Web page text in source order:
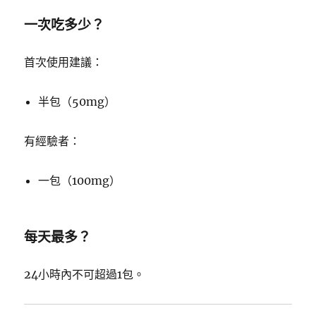
一次吃多少？
首次使用建議：
半包（50mg）
有經驗者：
一包（100mg）
每天最多？
24小時內不可超過1包。